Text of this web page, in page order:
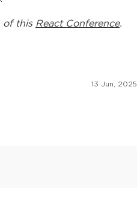
of this React Conference.
13 Jun, 2025